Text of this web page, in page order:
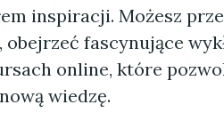
inspiracji. Możesz
fascynujące
online, które
wiedzę.